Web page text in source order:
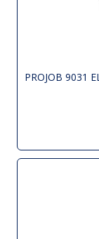
PROJOB 9031